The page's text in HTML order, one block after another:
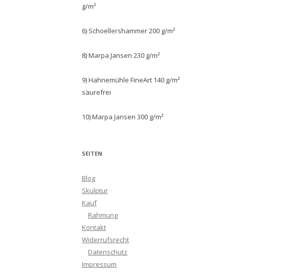
g/m²
6) Schoellershammer 200 g/m²
8) Marpa Jansen 230 g/m²
9) Hahnemühle FineArt 140 g/m²
säurefrei
10) Marpa Jansen 300 g/m²
SEITEN
Blog
Skulptur
Kauf
Rahmung
Kontakt
Widerrufsrecht
Datenschutz
Impressum